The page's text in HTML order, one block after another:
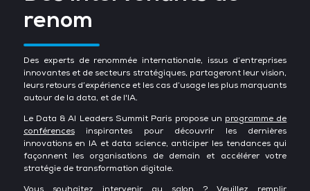
renom
Des experts de renommée internationale, issus d’entreprises
innovantes et de secteurs stratégiques, partageront leur vision,
leurs retours d’expérience et les cas d’usage les plus marquants
autour de la data, et de l'IA.
Le Data & AI Leaders Summit Paris propose un programme de
conférencesinspirantes pour découvrir les dernières
innovations en IA et data science, anticiper les tendances qui
façonnent les organisations de demain et accélérer votre
stratégie de transformation digitale.